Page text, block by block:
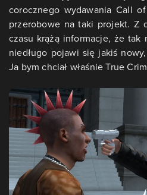
corocznego wydawania Call
przerobowe na taki projekt. Z
czasu krążą informacje, że
niedługo pojawi się jakiś
Ja bym chciał właśnie True